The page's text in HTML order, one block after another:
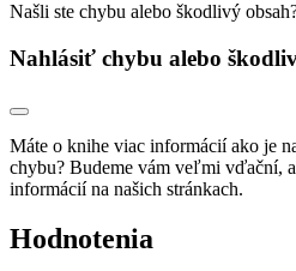
Našli ste chybu alebo škodlivý
Nahlásiť chybu alebo
Máte o knihe viac informácií ako je
chybu? Budeme vám veľmi vďační,
informácií na našich stránkach.
Hodnotenia